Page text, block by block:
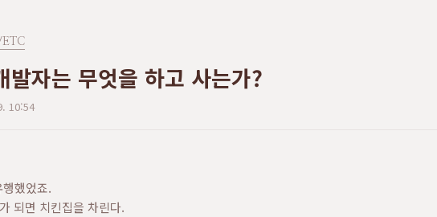
자는 무엇을 하고 사는가?
10:54
했었죠.
되면 치킨집을 차린다.